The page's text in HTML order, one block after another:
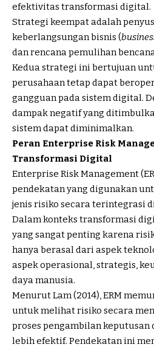
efektivitas transformasi digital.
Strategi keempat adalah
keberlangsungan bisnis (
dan rencana pemulihan
Kedua strategi ini bertujuan
perusahaan tetap dapat
gangguan pada sistem digital.
dampak negatif yang
sistem dapat diminimalkan.
Peran Enterprise Risk
Transformasi Digital
Enterprise Risk Management
pendekatan yang digunakan
jenis risiko secara terintegrasi
Dalam konteks transformasi
yang sangat penting karena
hanya berasal dari aspek
aspek operasional, strategis,
daya manusia.
Menurut Lam (2014), ERM
untuk melihat risiko secara
proses pengambilan keputusan
lebih efektif. Pendekatan ini